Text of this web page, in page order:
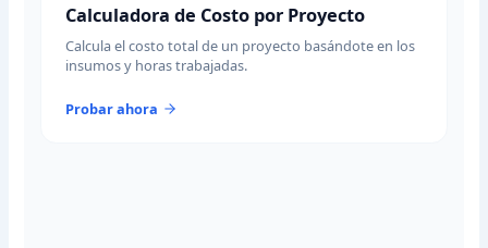
Calculadora de Costo por Proyecto
Calcula el costo total de un proyecto basándote en los
insumos y horas trabajadas.
Probar ahora